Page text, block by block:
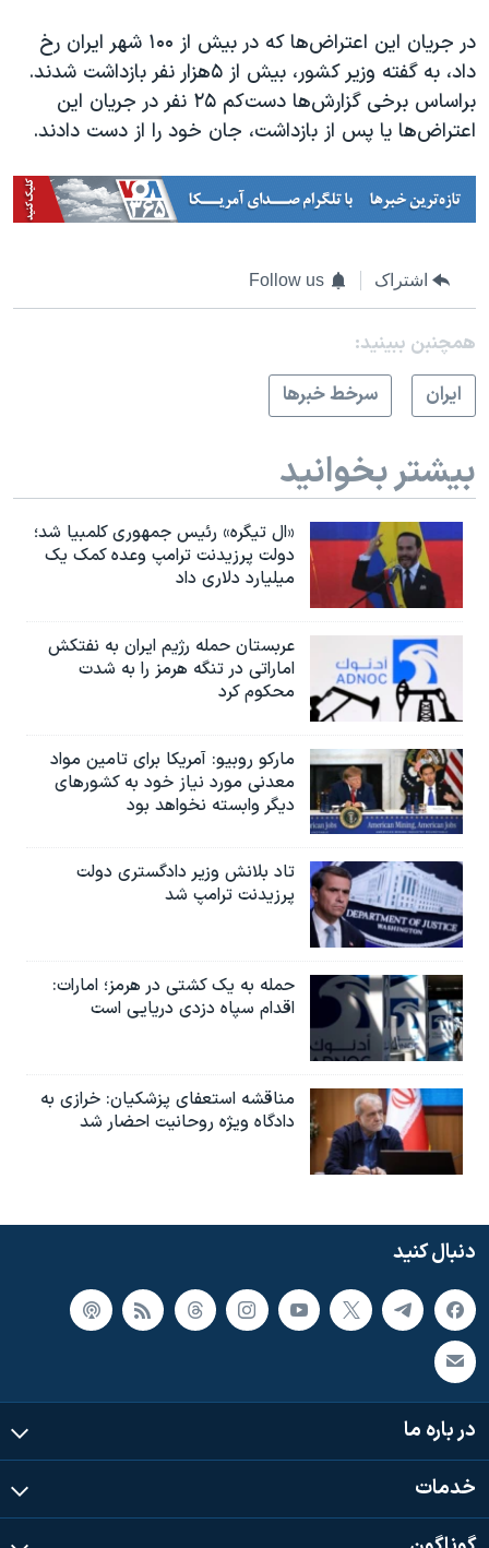
در جریان این اعتراض‌ها که در بیش از ۱۰۰ شهر ایران رخ
داد، به گفته وزیر کشور، بیش از ۵هزار نفر بازداشت شدند.
براساس برخی گزارش‌ها دست‌کم ۲۵ نفر در جریان این
اعتراض‌ها یا پس از بازداشت، جان خود را از دست دادند.
اشتراک Follow us
همچنبن ببینید:
ايران
سرخط خبرها
بیشتر بخوانید
«ال تیگره» رئیس جمهوری کلمبیا شد؛
دولت پرزیدنت ترامپ وعده کمک یک
میلیارد دلاری داد
عربستان حمله رژیم ایران به نفتکش
اماراتی در تنگه هرمز را به‌ شدت
محکوم کرد
مارکو روبیو: آمریکا برای تامین مواد
معدنی مورد نیاز خود به کشورهای
دیگر وابسته نخواهد بود
تاد بلانش وزیر دادگستری دولت
پرزیدنت ترامپ شد
حمله به یک کشتی در هرمز؛ امارات:
اقدام سپاه دزدی دریایی است
مناقشه استعفای پزشکیان: خرازی به
دادگاه ویژه روحانیت احضار شد
دنبال کنید
در باره ما
خدمات